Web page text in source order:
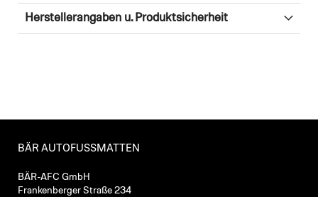
Herstellerangaben u. Produktsicherheit
BÄR AUTOFUSSMATTEN
BÄR-AFC GmbH
Frankenberger Straße 234